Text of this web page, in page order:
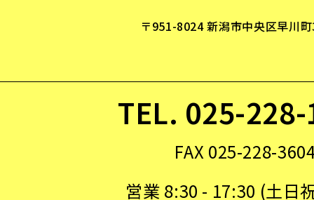
〒951-8024 新潟市中央区早川
TEL. 025-
FAX 025-228-
営業 8:30 - 17:30 (土日